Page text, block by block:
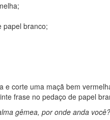
papel branco;
e corte uma maçã bem
frase no pedaço de papel
gêmea, por onde anda